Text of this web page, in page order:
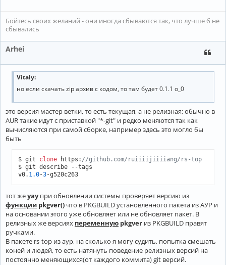
Бойтесь своих желаний - они иногда сбываются так, что лучше б не
сбывались
Arhei
Vitaly:
но если скачать zip архив с кодом, то там будет 0.1.1 о_0
это версия мастер ветки, то есть текущая, а не релизная; обычно в
AUR такие идут с приставкой "*-git" и редко меняются так как
вычисляются при самой сборке, например здесь это могло бы
быть
$ git clone https: //github.com/ruiiiijiiiiang/rs-top
$ git describe --tags
v0. 1.0-3-g520c263
тот жеyayпри обновлении системы проверяет версию из
функции pkgver() что в PKGBUILD установленного пакета из АУР и
на основании этого уже обновляет или не обновляет пакет. В
релизных же версиях переменную pkgver из PKGBUILD правят
ручками.
В пакете rs-top из аур, на сколько я могу судить, попытка смешать
коней и людей, то есть натянуть поведение релизных версий на
постоянно меняющихся(от каждого коммита) git версий.